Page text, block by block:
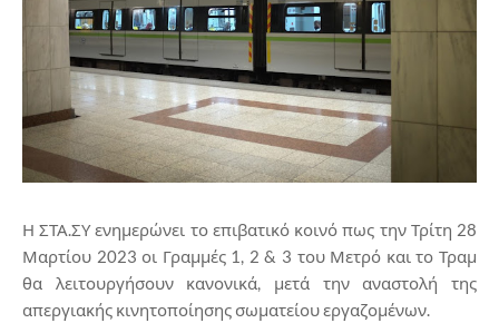
Η ΣΤΑ.ΣΥ ενημερώνει το επιβατικό κοινό πως την Τρίτη 28
Μαρτίου 2023 οι Γραμμές 1, 2 & 3 του Μετρό και το Τραμ
θα λειτουργήσουν κανονικά, μετά την αναστολή της
απεργιακής κινητοποίησης σωματείου εργαζομένων.